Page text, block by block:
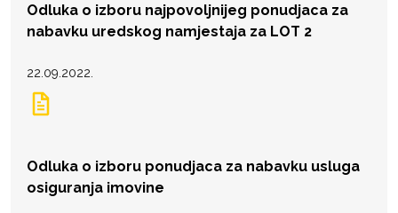
Odluka o izboru najpovoljnijeg ponudjaca za
nabavku uredskog namjestaja za LOT 2
22.09.2022.
Odluka o izboru ponudjaca za nabavku usluga
osiguranja imovine